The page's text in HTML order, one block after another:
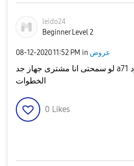
leido24
Beginner Level 2
‎08-12-202011:52 PM in عروض
لو سمحتى انا مشترى جهاز جد a71 وعايز كود watch it ايه
الخطوات
0 Likes